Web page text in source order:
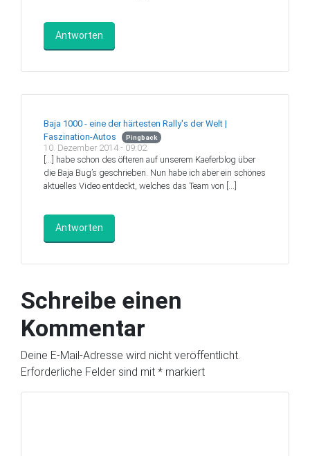
Antworten
Baja 1000 - eine der härtesten Rally's der Welt |
Faszination-Autos
Pingback
10. Dezember 2014 - 09:02
[…] habe schon des öfteren auf unserem Kaeferblog über
die Baja Bug’s geschrieben. Nun habe ich aber ein schönes
aktuelles Video entdeckt, welches das Team von […]
Antworten
Schreibe einen
Kommentar
Deine E-Mail-Adresse wird nicht veröffentlicht.
Erforderliche Felder sind mit * markiert